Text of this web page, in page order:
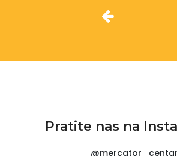
Pratite nas na
@mercator_centar